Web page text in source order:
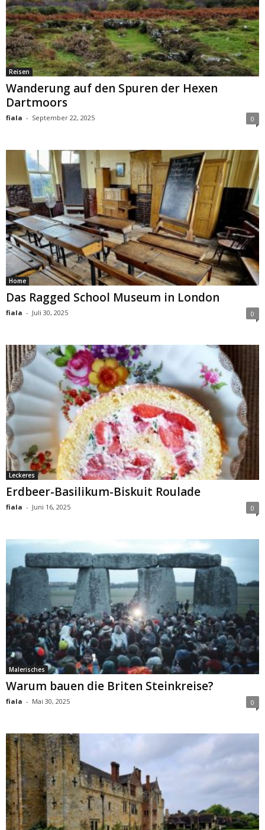
Reisen
Wanderung auf den Spuren der Hexen
Dartmoors
fiala - September 22, 2025 0
Home
Das Ragged School Museum in London
fiala - Juli 30, 2025 0
Leckeres
Erdbeer-Basilikum-Biskuit Roulade
fiala - Juni 16, 2025 0
Malerisches
Warum bauen die Briten Steinkreise?
fiala - Mai 30, 2025 0